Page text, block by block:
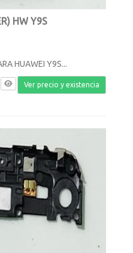
HW Y9S
HUAWEI Y9S...
Ver precio y existencia